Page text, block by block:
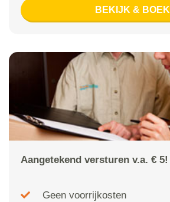
BEKIJK & BOEK
Aangetekend versturen v.a. € 5!
Geen voorrijkosten